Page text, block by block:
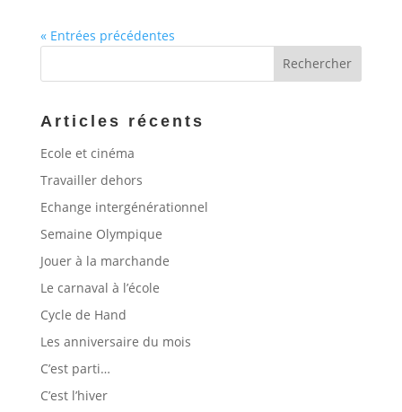
« Entrées précédentes
Articles récents
Ecole et cinéma
Travailler dehors
Echange intergénérationnel
Semaine Olympique
Jouer à la marchande
Le carnaval à l’école
Cycle de Hand
Les anniversaire du mois
C’est parti…
C’est l’hiver